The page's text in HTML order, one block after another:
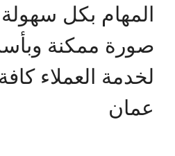
المهام بكل
صورة ممكنة
لخدمة العملاء
عمان